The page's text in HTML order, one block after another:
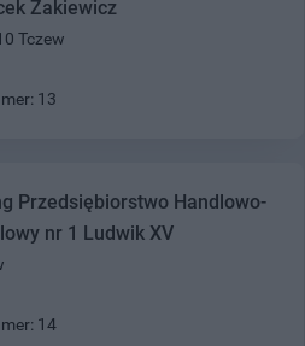
Żakiewicz
Tczew
13
Przedsiębiorstwo Handlowo-
nr 1 Ludwik XV
14